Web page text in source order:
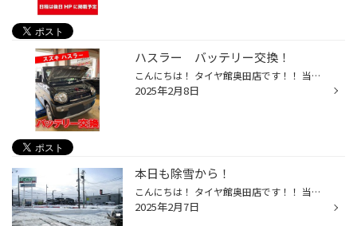
ハスラー バッテリー交換！
こんにちは！ タイヤ館奥田店です！！ 当店のHPをご覧いただきありがとうございます(^^♪ 今回はスズキ・ハスラーのバッテリー交換をご紹介☆ 最近エンジンのかかりが悪い・・とのことで 新品交換させていただきました。 ↑before 前回は令和3年に交換されていました 今回はエンジンがかかりにくいとい...
2025年2月8日
本日も除雪から！
こんにちは！ タイヤ館奥田店です！！ 当店のHPをご覧いただきありがとうございます(*^-^*) 本日も除雪からスタートです！ 路面状況がとても悪くなっています(>_<) 運転される方はくれぐれもお気をつけください。
2025年2月7日